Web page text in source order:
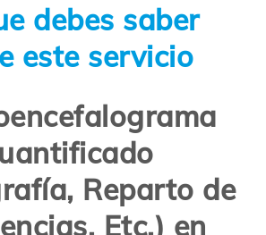
debes saber
este servicio
Reparto de
Etc.) en